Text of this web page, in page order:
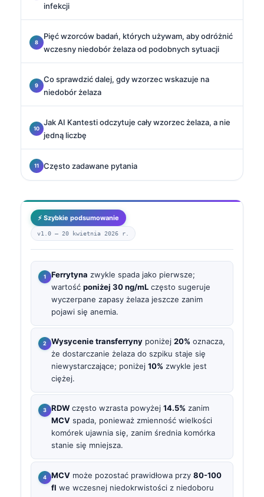
infekcji
Pięć wzorców badań, których używam, aby odróżnić
wczesny niedobór żelaza od podobnych sytuacji
Co sprawdzić dalej, gdy wzorzec wskazuje na
niedobór żelaza
Jak AI Kantesti odczytuje cały wzorzec żelaza, a nie
jedną liczbę
Często zadawane pytania
⚡ Szybkie podsumowanie
v1.0 — 20 kwietnia 2026 r.
Ferrytyna zwykle spada jako pierwsze;
wartość poniżej 30 ng/mL często sugeruje
wyczerpane zapasy żelaza jeszcze zanim
pojawi się anemia.
Wysycenie transferryny poniżej 20% oznacza,
że dostarczanie żelaza do szpiku staje się
niewystarczające; poniżej 10% zwykle jest
ciężej.
RDW często wzrasta powyżej 14.5% zanim
MCV spada, ponieważ zmienność wielkości
komórek ujawnia się, zanim średnia komórka
stanie się mniejsza.
MCV może pozostać prawidłowa przy 80-100
fl we wczesnej niedokrwistości z niedoboru